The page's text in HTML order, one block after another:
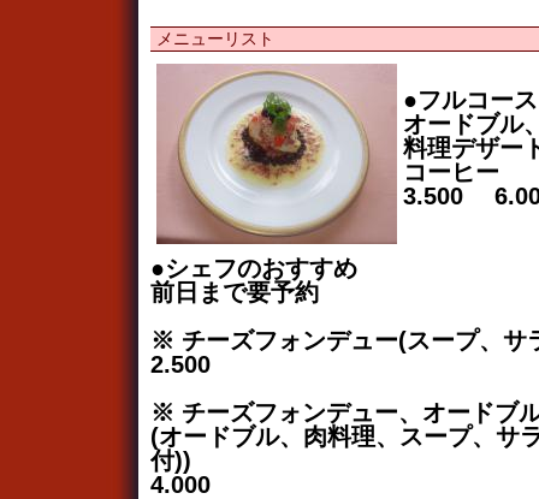
メニューリスト
●フルコース
オードブル
料理デザー
コーヒー
3.500
●シェフのおすすめ
前日まで要予約
※ チーズフォンデュー(スープ、サ
2.500
※ チーズフォンデュー、オードブ
(オードブル、肉料理、スープ、サ
付))
4.000